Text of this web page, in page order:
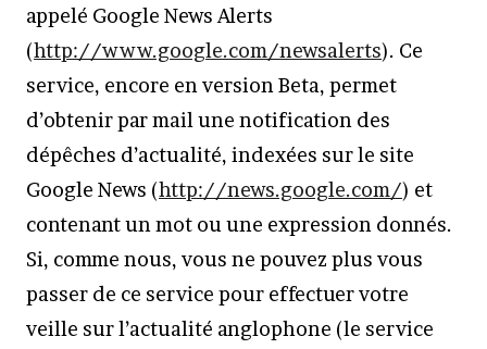
appelé Google News Alerts
(http://www.google.com/newsalerts). Ce
service, encore en version Beta, permet
d’obtenir par mail une notification des
dépêches d’actualité, indexées sur le site
Google News (http://news.google.com/) et
contenant un mot ou une expression donnés.
Si, comme nous, vous ne pouvez plus vous
passer de ce service pour effectuer votre
veille sur l’actualité anglophone (le service